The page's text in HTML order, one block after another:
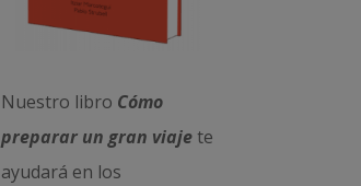
Nuestro libro Cómo
preparar un gran viajete
ayudará en los